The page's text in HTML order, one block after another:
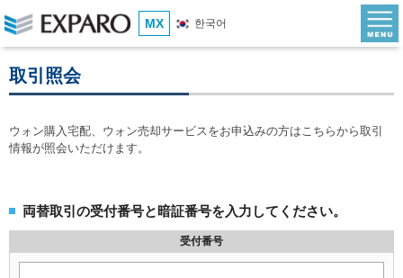
MX 한국어
取引照会
ウォン購入宅配、ウォン売却サービスをお申込みの方はこちらから取引
情報が照会いただけます。
両替取引の受付番号と暗証番号を入力してください。
受付番号